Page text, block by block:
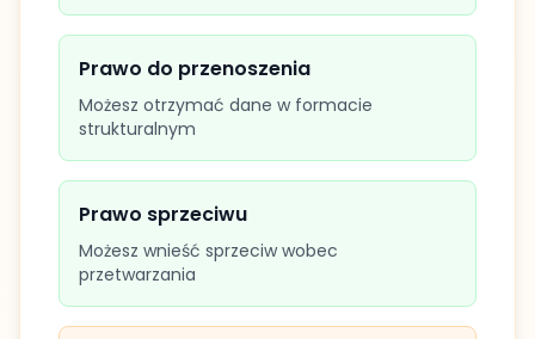
Prawo do przenoszenia
Możesz otrzymać dane w formacie
strukturalnym
Prawo sprzeciwu
Możesz wnieść sprzeciw wobec
przetwarzania